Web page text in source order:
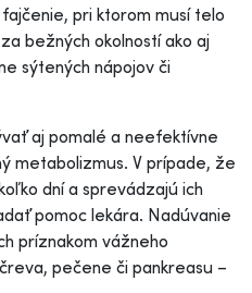
pri ktorom musí telo
bežných okolností ako aj
sýtených nápojov či
aj pomalé a neefektívne
metabolizmus. V prípade, že
dní a sprevádzajú ich
pomoc lekára. Nadúvanie
príznakom vážneho
pečene či pankreasu –